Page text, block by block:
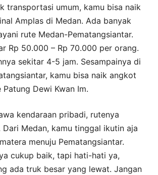
transportasi umum, kamu bisa naik
Amplas di Medan. Ada banyak
rute Medan-Pematangsiantar.
Rp 50.000 – Rp 70.000 per orang.
sekitar 4-5 jam. Sesampainya di
kamu bisa naik angkot
Dewi Kwan Im.
kendaraan pribadi, rutenya
Dari Medan, kamu tinggal ikutin aja
menuju Pematangsiantar.
cukup baik, tapi hati-hati ya,
ada truk besar yang lewat. Jangan